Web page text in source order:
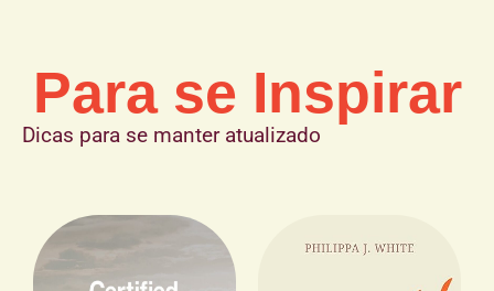
Para se Inspirar
Dicas para se manter atualizado